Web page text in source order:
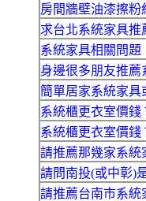
房間牆壁油漆擦粉
求台北系統家具推
系統家具相關問題
身邊很多朋友推薦
簡單居家系統家具
系統櫃更衣室價錢
系統櫃更衣室價錢
請推薦那幾家系統
請問南投(或中彰)
請推薦台南市系統